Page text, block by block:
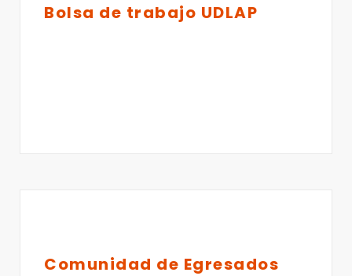
Bolsa de trabajo UDLAP
Comunidad de Egresados